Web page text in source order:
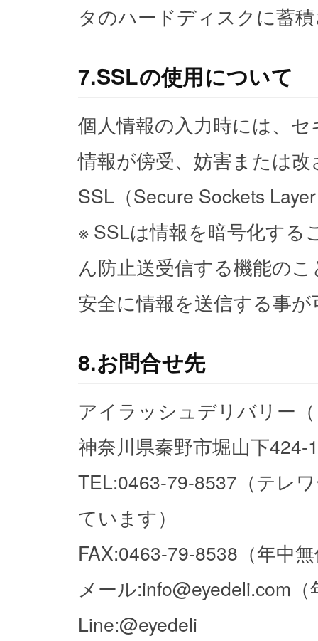
タのハードディスクに蓄
7.SSLの使用について
個人情報の入力時には、
情報が傍受、妨害または
SSL（Secure Sockets
※ SSLは情報を暗号化する
ん防止送受信する機能の
安全に情報を送信する事
8.お問合せ先
アイラッシュデリバリー
神奈川県秦野市堀山下424-
TEL:0463-79-8537（テレ
ています）
FAX:0463-79-8538（年中
メール:info@eyedeli.com
Line:@eyedeli